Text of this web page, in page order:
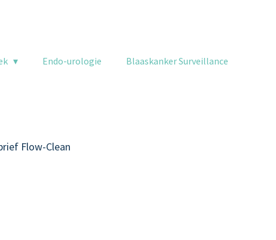
Endo-urologie
Blaaskanker Surveillance
Flow-Clean